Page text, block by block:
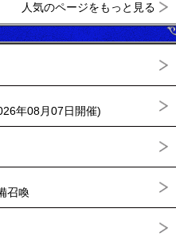
人気のページをもっと見る
年08月07日開催)
召喚